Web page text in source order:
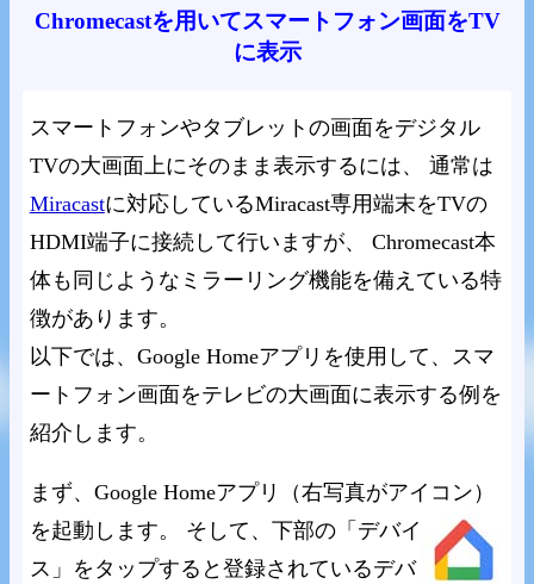
Chromecastを用いてスマートフォン画面をTV
に表示
スマートフォンやタブレットの画面をデジタル
TVの大画面上にそのまま表示するには、 通常は
Miracastに対応しているMiracast専用端末をTVの
HDMI端子に接続して行いますが、 Chromecast本
体も同じようなミラーリング機能を備えている特
徴があります。
以下では、Google Homeアプリを使用して、スマ
ートフォン画面をテレビの大画面に表示する例を
紹介します。
まず、Google Homeアプリ（右写真がアイコン）
を起動します。 そして、下部の「デバイ
ス」をタップすると登録されているデバ